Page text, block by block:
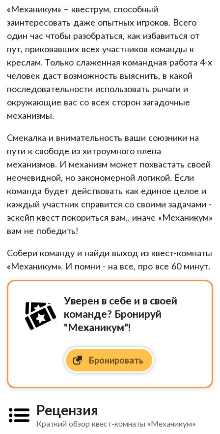
«Механикум» – квеструм, способный
заинтересовать даже опытных игроков. Всего
один час чтобы разобраться, как избавиться от
пут, приковавших всех участников команды к
креслам. Только слаженная командная работа 4-х
человек даст возможность выяснить, в какой
последовательности использовать рычаги и
окружающие вас со всех сторон загадочные
механизмы.
Смекалка и внимательность ваши союзники на
пути к свободе из хитроумного плена
механизмов. И механизм может похвастать своей
неочевидной, но закономерной логикой. Если
команда будет действовать как единое целое и
каждый участник справится со своими задачами -
эскейп квест покориться вам.. иначе «Механикум»
вам не победить!
Собери команду и найди выход из квест-комнаты
«Механикум». И помни - на все, про все 60 минут.
Уверен в себе и в своей
команде? Бронируй
"Механикум"!
Бронировать
Рецензия
Краткий обзор квест-комнаты «Механикум»